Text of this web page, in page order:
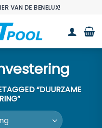
VAN DE BENELUX!
“DUURZAME